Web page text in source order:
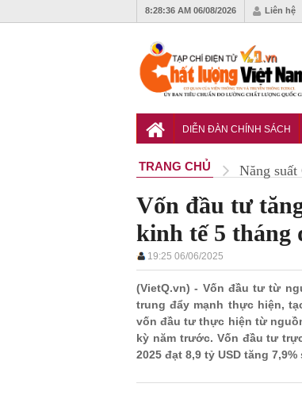
8:28:37 AM 06/08/2026 Liên hệ
DIỄN ĐÀN CHÍNH SÁCH
TRANG CHỦ Năng
Vốn đầu tư
kinh tế 5 tháng
19:25 06/06/2025
(VietQ.vn) - Vốn đầu tư từ
trung đẩy mạnh thực hiện,
vốn đầu tư thực hiện từ
kỳ năm trước. Vốn đầu tư
2025 đạt 8,9 tỷ USD tăng